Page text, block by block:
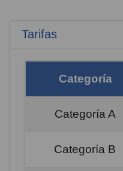
Tarifas
Categoría
Categoría A
Categoría B